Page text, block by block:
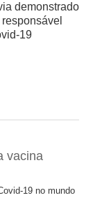
demonstrado
19
19 no mundo